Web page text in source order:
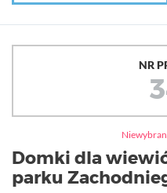
NR
Domki dla
parku